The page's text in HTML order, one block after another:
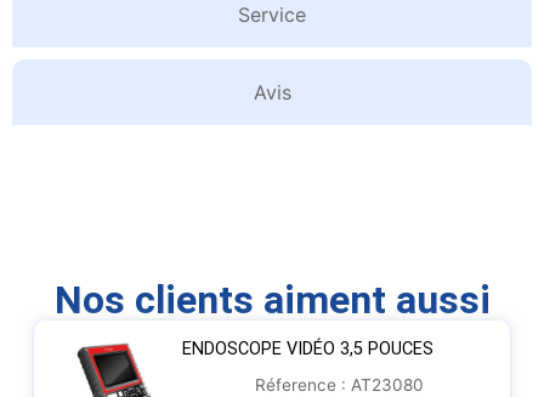
Service
Avis
Nos clients aiment aussi
ENDOSCOPE VIDÉO 3,5 POUCES
Réference : AT23080